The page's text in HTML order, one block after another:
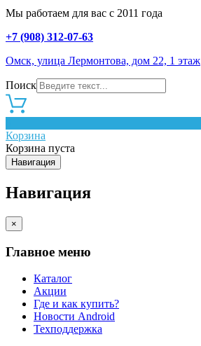
Мы работаем для вас с 2011 года
+7 (908) 312-07-63
Омск, улица Лермонтова, дом 22, 1 этаж
Поиск
Корзина
Корзина пуста
Навигация
Навигация
×
Главное меню
Каталог
Акции
Где и как купить?
Новости Android
Техподдержка